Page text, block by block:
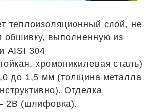
теплоизоляционный слой, не
обшивку, выполненную из
AISI 304
хромоникилевая сталь)
до 1,5 мм (толщина металла
Отделка
2В (шлифовка).